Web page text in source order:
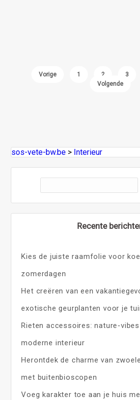
Vorige 1 2 3
Volgende
sos-vete-bw.be > Interieur
Recente
Kies de juiste raamfolie voor
zomerdagen
Het creëren van een
exotische geurplanten voor je
Rieten accessoires: nature-
moderne interieur
Herontdek de charme van
met buitenbioscopen
Voeg karakter toe aan je huis